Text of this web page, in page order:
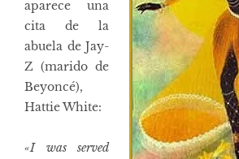
aparece una
cita de la
abuela de Jay-
Z (marido de
Beyoncé),
Hattie White:
«I was served